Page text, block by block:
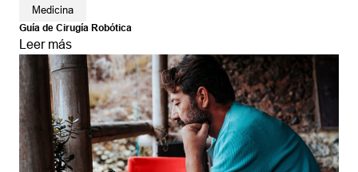
Medicina
Guía de Cirugía Robótica
Leer más